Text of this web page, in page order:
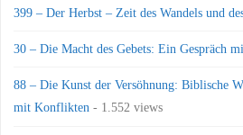
399 – Der Herbst – Zeit des Wandels und
30 – Die Macht des Gebets: Ein Gespräch
88 – Die Kunst der Versöhnung: Biblische
mit Konflikten - 1.552 views